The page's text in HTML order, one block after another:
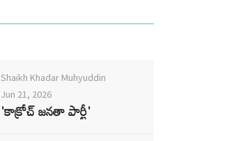
Shaikh Khadar Muhyuddin
Jun 21, 2026
'కాక్రోచ్ జనతా పార్టీ'